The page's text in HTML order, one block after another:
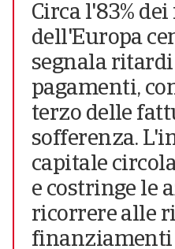
Circa l'83%
dell'Europa
segnala
pagamenti,
terzo delle
sofferenza.
capitale
e costringe le
ricorrere alle
finanziamenti